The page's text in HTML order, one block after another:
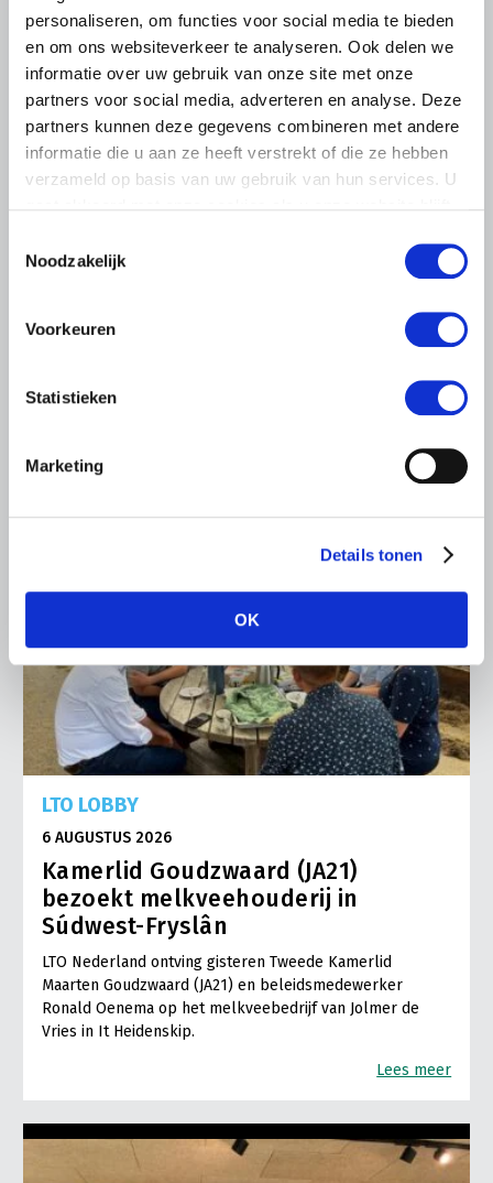
personaliseren, om functies voor social media te bieden
en om ons websiteverkeer te analyseren. Ook delen we
informatie over uw gebruik van onze site met onze
partners voor social media, adverteren en analyse. Deze
partners kunnen deze gegevens combineren met andere
informatie die u aan ze heeft verstrekt of die ze hebben
verzameld op basis van uw gebruik van hun services. U
Noodzakelijk
Voorkeuren
Statistieken
Marketing
Details tonen
OK
BELANGRIJKE INFORMATIE
6 AUGUSTUS 2026
LTO sluit aan bij demonstratie tegen
pluimveehouders
leden op om op vrijdagochtend 14 augustus massaal naar
het voorplein van het provinciehuis in Den Bosch te
Lees meer
LTO LOBBY
6 AUGUSTUS 2026
Kamerlid Goudzwaard (JA21)
bezoekt melkveehouderij in
Súdwest-Fryslân
LTO Nederland ontving gisteren Tweede Kamerlid
Maarten Goudzwaard (JA21) en beleidsmedewerker
Ronald Oenema op het melkveebedrijf van Jolmer de
Vries in It Heidenskip.
Lees meer